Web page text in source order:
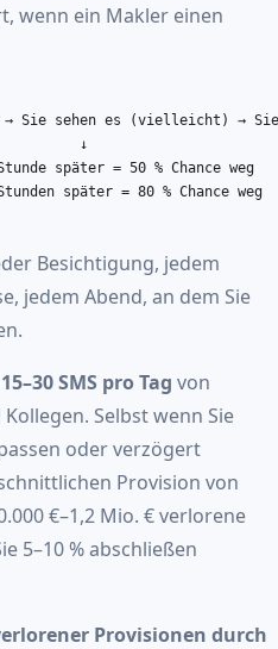
wenn ein Makler einen
Sie sehen es (vielleicht) → Sie
↓
später = 50 % Chance weg
später = 80 % Chance weg
Besichtigung, jedem
jedem Abend, an dem Sie
15–30 SMS pro Tag von
Selbst wenn Sie
oder verzögert
Provision von
€–1,2 Mio. € verlorene
5–10 % abschließen
Provisionen durch